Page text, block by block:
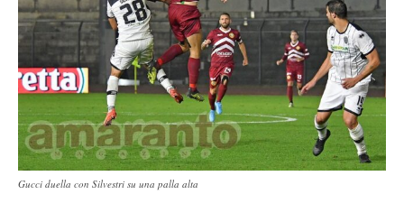
Gucci duella con Silvestri su una palla alta